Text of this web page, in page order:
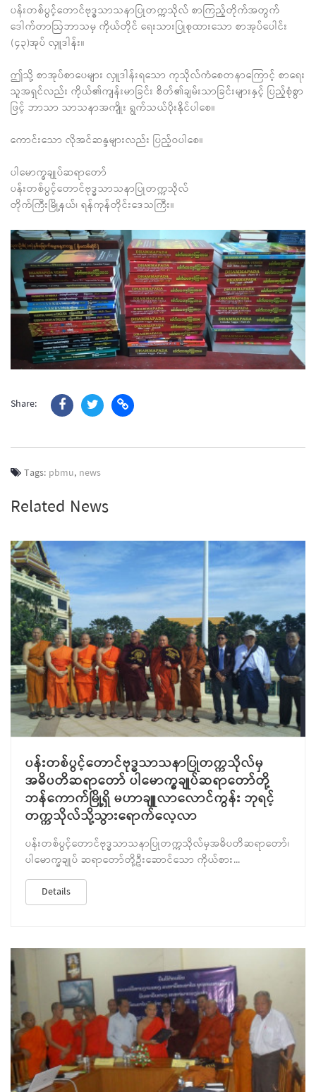
ပန်းတစ်ပွင့်တောင်ဗုဒ္ဓသာသနာပြုတက္ကသိုလ် စာကြည့်တိုက်အတွက်
ဒေါက်တာဩဘာသမှ ကိုယ်တိုင် ရေးသားပြုစုထားသော စာအုပ်ပေါင်း
(၄၃)အုပ် လှူဒါန်း။
ဤသို့ စာအုပ်စာပေများ လှူဒါန်းရသော ကုသိုလ်ကံစေတနာကြောင့် စာရေး
သူအရှင်လည်း ကိုယ်၏ကျန်းမာခြင်း စိတ်၏ချမ်းသာခြင်းများနှင့် ပြည့်စုံစွာ
ဖြင့် ဘာသာ သာသနာအကျိုး ရွက်သယ်ပိုးနိုင်ပါစေ။
ကောင်းသော လိုအင်ဆန္ဒများလည်း ပြည့်ဝပါစေ။
ပါမောက္ခချုပ်ဆရာတော်
ပန်းတစ်ပွင့်တောင်ဗုဒ္ဓသာသနာပြုတက္ကသိုလ်
တိုက်ကြီးမြို့နယ်၊ ရန်ကုန်တိုင်းဒေသကြီး။
Share:
Tags: pbmu, news
Related News
ပန်းတစ်ပွင့်တောင်ဗုဒ္ဓသာသနာပြုတက္ကသိုလ်မှ
အဓိပတိဆရာတော် ပါမောက္ခချုပ်ဆရာတော်တို့
ဘန်ကောက်မြို့ရှိ မဟာချူလာလောင်ကွန်း ဘုရင့်
တက္ကသိုလ်သို့သွားရောက်လေ့လာ
ပန်းတစ်ပွင့်တောင်ဗုဒ္ဓသာသနာပြုတက္ကသိုလ်မှအဓိပတိဆရာတော်၊
ပါမောက္ခချုပ် ဆရာတော်တို့ဦးဆောင်သော ကိုယ်စား...
Details